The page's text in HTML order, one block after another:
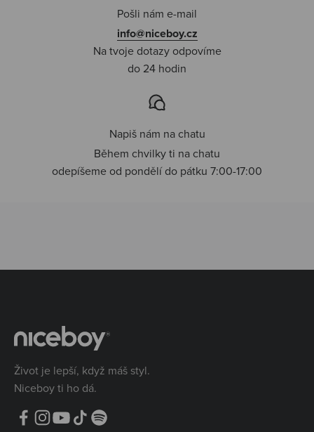
Pošli nám e-mail
info@niceboy.cz
Na tvoje dotazy odpovíme
do 24 hodin
Napiš nám na chatu
Během chvilky ti na chatu
odepíšeme od pondělí do pátku 7:00-17:00
Život je lepší, když máš styl.
Niceboy ti ho dá.